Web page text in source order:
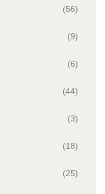
(56)
(9)
(6)
(44)
(3)
(18)
(25)